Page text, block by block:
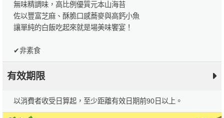
無味精調味，高比例優質元本山海苔
佐以豐富芝麻、酥脆口感蕎麥與高鈣小魚
讓單純的白飯吃起來就是場美味饗宴！
✔非素食
有效期限
以消費者收受日算起，至少距離有效日期前90日以上。